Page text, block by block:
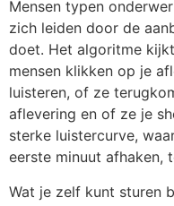
Mensen typen
zich leiden door de
doet. Het algoritme
mensen klikken op je
luisteren, of ze
aflevering en of ze je
sterke luistercurve,
eerste minuut afhaken,
Wat je zelf kunt sturen